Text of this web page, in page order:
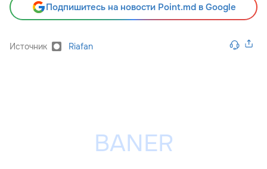
Подпишитесь на новости Point.md в Google
Источник Riafan